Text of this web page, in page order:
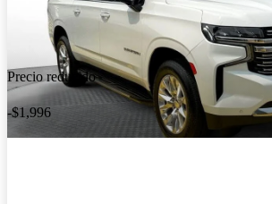
Precio reducido
-$1,996